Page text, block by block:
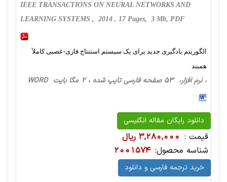
IEEE TRANSACTIONS ON NEURAL NETWORKS AND
LEARNING SYSTEMS , 2014 , 17 Pages, 3 Mb, PDF
الگوریتم یادگیری جدید برای یک سیستم استنتاج فازی-عصبی کاملآ
همبند
، نرم افزار، 53 صفحه فارسی تایپ شده ، 2 مگا بایت WORD
دانلود رایگان مقاله انگلیسی
قیمت : 3,280,000 ریال
شناسه محصول: 2001574
خرید ترجمه فارسی و دانلود